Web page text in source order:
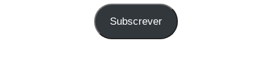
Subscrever